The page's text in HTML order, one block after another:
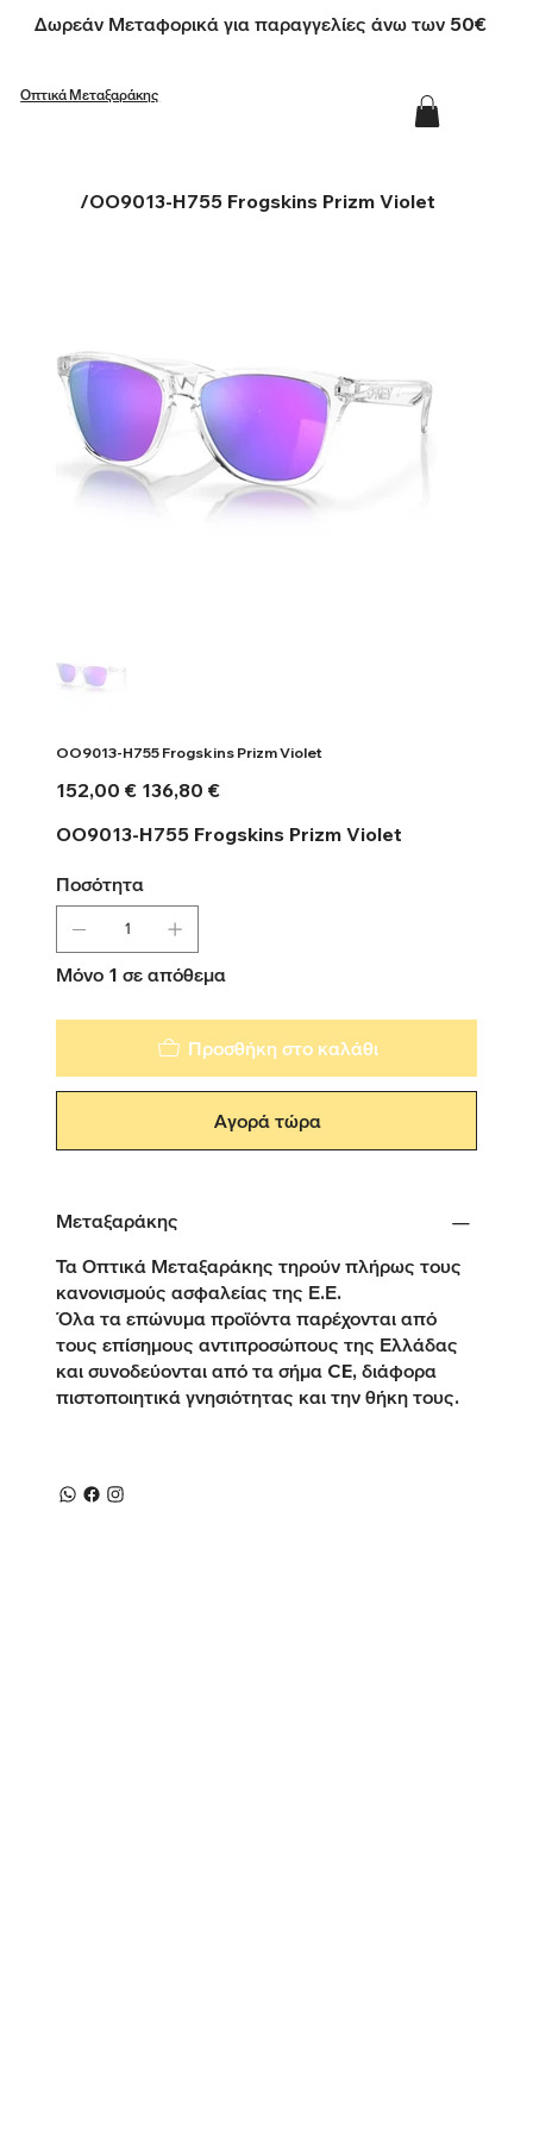
Δωρεάν Μεταφορικά για παραγγελίες άνω των 50€
Οπτικά Μεταξαράκης
/OO9013-H755 Frogskins Prizm Violet
OO9013-H755 Frogskins Prizm Violet
Αρχική
τιμή
152,00 €
Τιμή
έκπτωσης
136,80 €
OO9013-H755 Frogskins Prizm Violet
Ποσότητα
Μόνο 1 σε απόθεμα
Προσθήκη στο καλάθι
Αγορά τώρα
Μεταξαράκης
Τα Οπτικά Μεταξαράκης τηρούν πλήρως τους
κανονισμούς ασφαλείας της Ε.Ε.
Όλα τα επώνυμα προϊόντα παρέχονται από
τους επίσημους αντιπροσώπους της Ελλάδας
και συνοδεύονται από τα σήμα CE, διάφορα
πιστοποιητικά γνησιότητας και την θήκη τους.